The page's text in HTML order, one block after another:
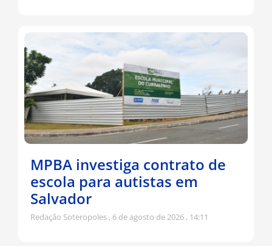
MPBA investiga contrato de
escola para autistas em
Salvador
Redação Soteropoles 6 de agosto de 2026 14:11